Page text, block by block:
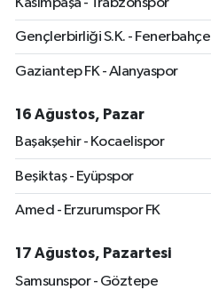
Gençlerbirliği S.K. - Fenerbahçe
Gaziantep FK - Alanyaspor
16 Ağustos, Pazar
Başakşehir - Kocaelispor
Beşiktaş - Eyüpspor
Amed - Erzurumspor FK
17 Ağustos, Pazartesi
Samsunspor - Göztepe